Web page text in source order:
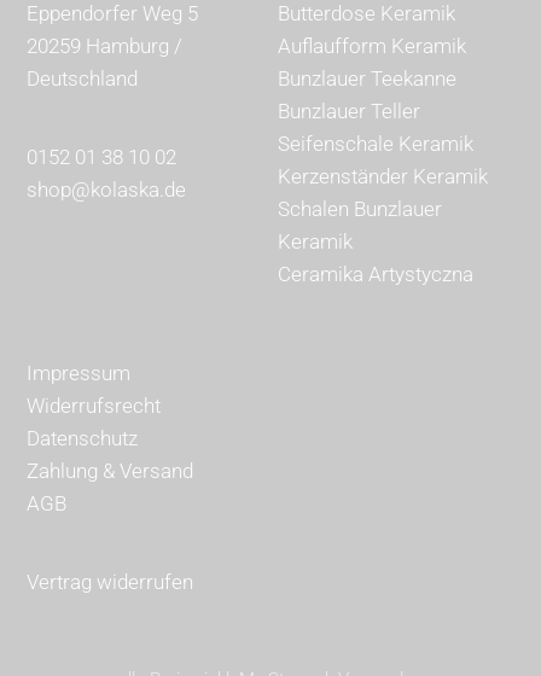
Eppendorfer Weg 5
20259 Hamburg /
Deutschland
0152 01 38 10 02
shop@kolaska.de
Butterdose Keramik
Auflaufform Keramik
Bunzlauer Teekanne
Bunzlauer Teller
Seifenschale Keramik
Kerzenständer Keramik
Schalen Bunzlauer
Keramik
Ceramika Artystyczna
Impressum
Widerrufsrecht
Datenschutz
Zahlung & Versand
AGB
Vertrag widerrufen